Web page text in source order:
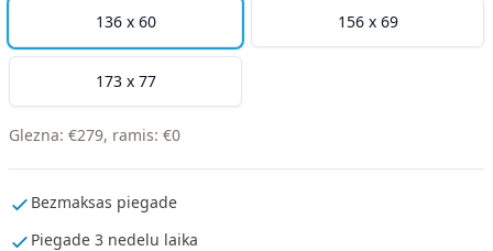
136 x 60 156 x 69
173 x 77
Glezna: €279, ramis: €0
Bezmaksas piegade
Piegade 3 nedelu laika